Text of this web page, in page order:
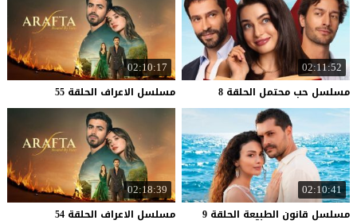
02:11:52
مسلسل حب محتمل الحلقة 8
02:10:17
مسلسل الاعراف الحلقة 55
02:10:41
مسلسل قانون الطبيعة الحلقة 9
02:18:39
مسلسل الاعراف الحلقة 54